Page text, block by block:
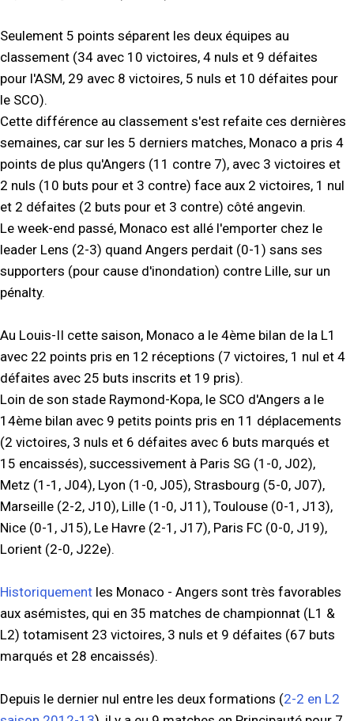
Seulement 5 points séparent les deux équipes au
classement (34 avec 10 victoires, 4 nuls et 9 défaites
pour l'ASM, 29 avec 8 victoires, 5 nuls et 10 défaites pour
le SCO).
Cette différence au classement s'est refaite ces dernières
semaines, car sur les 5 derniers matches, Monaco a pris 4
points de plus qu'Angers (11 contre 7), avec 3 victoires et
2 nuls (10 buts pour et 3 contre) face aux 2 victoires, 1 nul
et 2 défaites (2 buts pour et 3 contre) côté angevin.
Le week-end passé, Monaco est allé l'emporter chez le
leader Lens (2-3) quand Angers perdait (0-1) sans ses
supporters (pour cause d'inondation) contre Lille, sur un
pénalty.
Au Louis-II cette saison, Monaco a le 4ème bilan de la L1
avec 22 points pris en 12 réceptions (7 victoires, 1 nul et 4
défaites avec 25 buts inscrits et 19 pris).
Loin de son stade Raymond-Kopa, le SCO d'Angers a le
14ème bilan avec 9 petits points pris en 11 déplacements
(2 victoires, 3 nuls et 6 défaites avec 6 buts marqués et
15 encaissés), successivement à Paris SG (1-0, J02),
Metz (1-1, J04), Lyon (1-0, J05), Strasbourg (5-0, J07),
Marseille (2-2, J10), Lille (1-0, J11), Toulouse (0-1, J13),
Nice (0-1, J15), Le Havre (2-1, J17), Paris FC (0-0, J19),
Lorient (2-0, J22e).
Historiquement les Monaco - Angers sont très favorables
aux asémistes, qui en 35 matches de championnat (L1 &
L2) totamisent 23 victoires, 3 nuls et 9 défaites (67 buts
marqués et 28 encaissés).
Depuis le dernier nul entre les deux formations (2-2 en L2